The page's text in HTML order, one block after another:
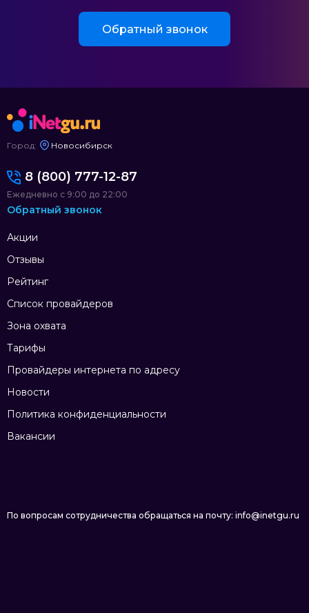
Обратный звонок
Город: Новосибирск
Акции
Отзывы
Рейтинг
Список провайдеров
Зона охвата
Тарифы
Провайдеры интернета по адресу
Новости
Политика конфиденциальности
Вакансии
8 (800) 777-12-87
Ежедневно с 9:00 до 22:00
Обратный звонок
По вопросам сотрудничества обращаться на почту: info@inetgu.ru